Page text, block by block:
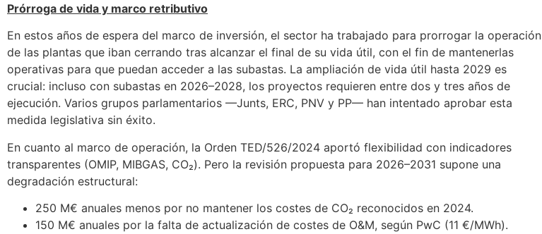
Prórroga de vida y marco retributivo
En estos años de espera del marco de inversión, el sector ha trabajado para prorrogar la operación
de las plantas que iban cerrando tras alcanzar el final de su vida útil, con el fin de mantenerlas
operativas para que puedan acceder a las subastas. La ampliación de vida útil hasta 2029 es
crucial: incluso con subastas en 2026–2028, los proyectos requieren entre dos y tres años de
ejecución. Varios grupos parlamentarios —Junts, ERC, PNV y PP— han intentado aprobar esta
medida legislativa sin éxito.
En cuanto al marco de operación, la Orden TED/526/2024 aportó flexibilidad con indicadores
transparentes (OMIP, MIBGAS, CO₂). Pero la revisión propuesta para 2026–2031 supone una
degradación estructural:
250 M€ anuales menos por no mantener los costes de CO₂ reconocidos en 2024.
150 M€ anuales por la falta de actualización de costes de O&M, según PwC (11 €/MWh).